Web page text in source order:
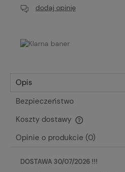
dodaj opinię
Opis
Bezpieczeństwo
Koszty dostawy
Cena nie zawiera ewentualnych
Opinie o produkcie (0)
DOSTAWA 30/07/2026 !!!